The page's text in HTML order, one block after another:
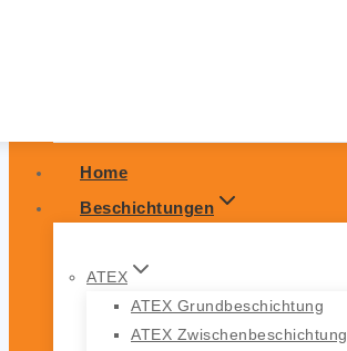
Home
Beschichtungen
ATEX
ATEX Grundbeschichtung
ATEX Zwischenbeschichtung